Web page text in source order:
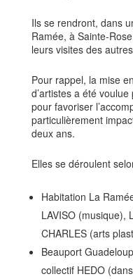
Ils se rendront, dans
Ramée, à Sainte-
leurs visites des
Pour rappel, la mise
d’artistes a été
pour favoriser
particulièrement
deux ans.
Elles se déroulent
Habitation La
LAVISO (musique),
CHARLES (arts
Beauport
collectif HEDO